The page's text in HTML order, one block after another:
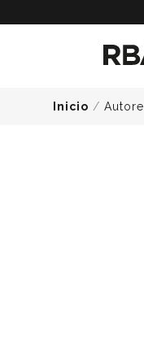
Inicio /